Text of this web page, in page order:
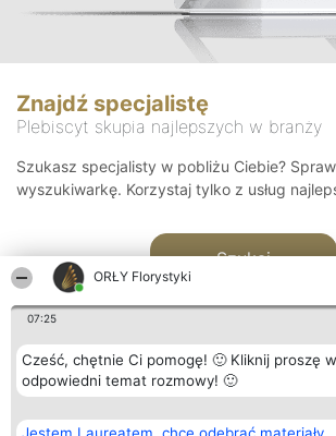
ORŁY Florystyki
07:25
Cześć, chętnie Ci pomogę! 🙂 Kliknij proszę w
odpowiedni temat rozmowy! 🙂
Znajdź specjalistę
Plebiscyt skupia najlepszych w branży
Szukasz specjalisty w pobliżu Ciebie?
wyszukiwarkę. Korzystaj tylko z usług
Szukaj
Organizator plebiscytu Plebiscyt